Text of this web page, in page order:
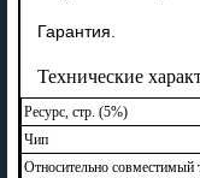
Гарантия.
Технические
Ресурс, стр. (5%)
Чип
Относительно совместимый